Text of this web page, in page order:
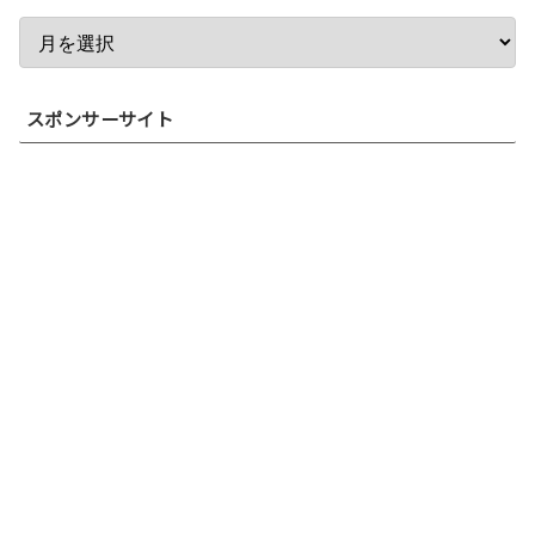
スポンサーサイト